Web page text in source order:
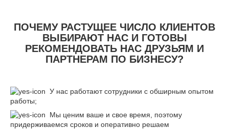
ПОЧЕМУ РАСТУЩЕЕ ЧИСЛО КЛИЕНТОВ
ВЫБИРАЮТ НАС И ГОТОВЫ
РЕКОМЕНДОВАТЬ НАС ДРУЗЬЯМ И
ПАРТНЕРАМ ПО БИЗНЕСУ?
У нас работают сотрудники с обширным опытом
работы;
Мы ценим ваше и свое время, поэтому
придерживаемся сроков и оперативно решаем